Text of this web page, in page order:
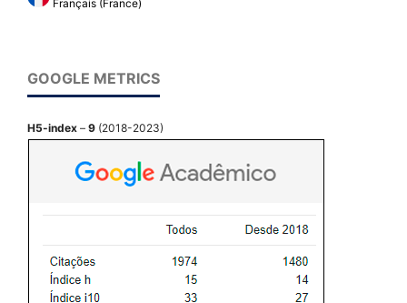
Français (France)
GOOGLE METRICS
H5-index – 9 (2018-2023)